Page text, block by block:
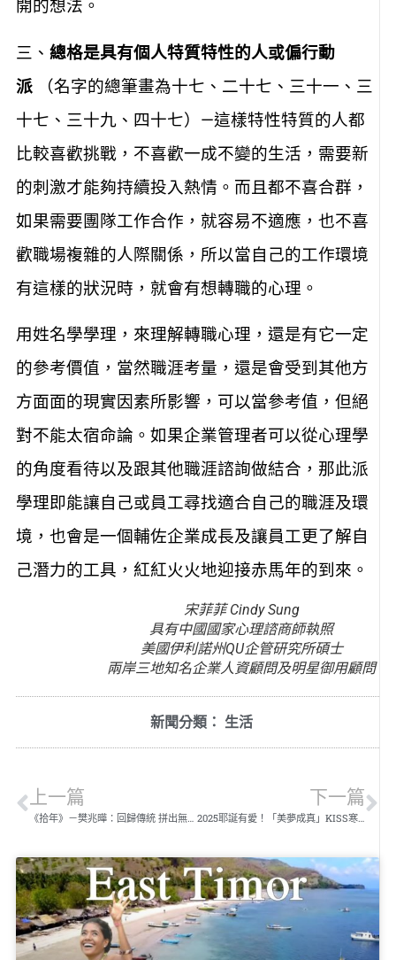
開的想法。
三、 總格是具有個人特質特性的人或偏行動
派
（名字的總筆畫為十七、二十七、三十一、三
十七、三十九、四十七）—這樣特性特質的人都
比較喜歡挑戰，不喜歡一成不變的生活，需要新
的刺激才能夠持續投入熱情。而且都不喜合群，
如果需要團隊工作合作，就容易不適應，也不喜
歡職場複雜的人際關係，所以當自己的工作環境
有這樣的狀況時，就會有想轉職的心理。
用姓名學學理，來理解轉職心理，還是有它一定
的參考價值，當然職涯考量，還是會受到其他方
方面面的現實因素所影響，可以當參考值，但絕
對不能太宿命論。如果企業管理者可以從心理學
的角度看待以及跟其他職涯諮詢做結合，那此派
學理即能讓自己或員工尋找適合自己的職涯及環
境，也會是一個輔佐企業成長及讓員工更了解自
己潛力的工具，紅紅火火地迎接赤馬年的到來。
宋菲菲 Cindy Sung
具有中國國家心理諮商師執照
美國伊利諾州QU企管研究所碩士
兩岸三地知名企業人資顧問及明星御用顧問
新聞分類： 生活
上一篇
《拾年》－樊兆曄：回歸傳統 拼出無限未來
下一篇